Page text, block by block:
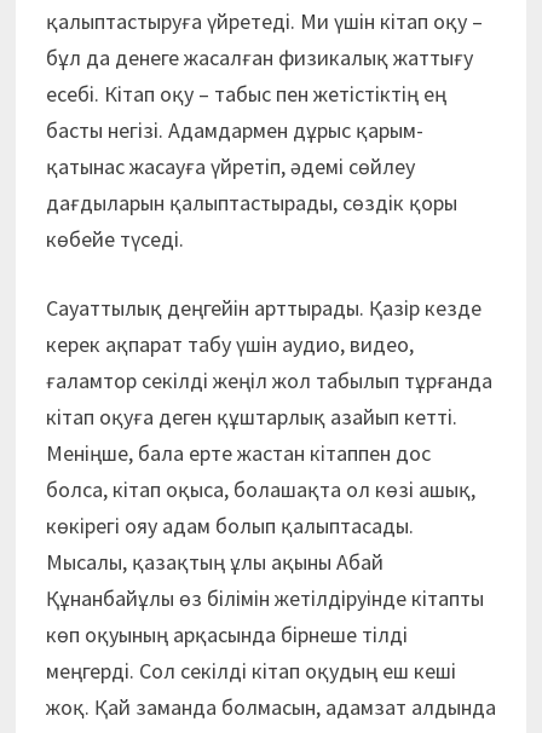
қалыптастыруға үйретеді. Ми үшін кітап оқу –
бұл да денеге жасалған физикалық жаттығу
есебі. Кітап оқу – табыс пен жетістіктің ең
басты негізі. Адамдармен дұрыс қарым-
қатынас жасауға үйретіп, әдемі сөйлеу
дағдыларын қалыптастырады, сөздік қоры
көбейе түседі.
Сауаттылық деңгейін арттырады. Қазір кезде
керек ақпарат табу үшін аудио, видео,
ғаламтор секілді жеңіл жол табылып тұрғанда
кітап оқуға деген құштарлық азайып кетті.
Меніңше, бала ерте жастан кітаппен дос
болса, кітап оқыса, болашақта ол көзі ашық,
көкірегі ояу адам болып қалыптасады.
Мысалы, қазақтың ұлы ақыны Абай
Құнанбайұлы өз білімін жетілдіруінде кітапты
көп оқуының арқасында бірнеше тілді
меңгерді. Сол секілді кітап оқудың еш кеші
жоқ. Қай заманда болмасын, адамзат алдында